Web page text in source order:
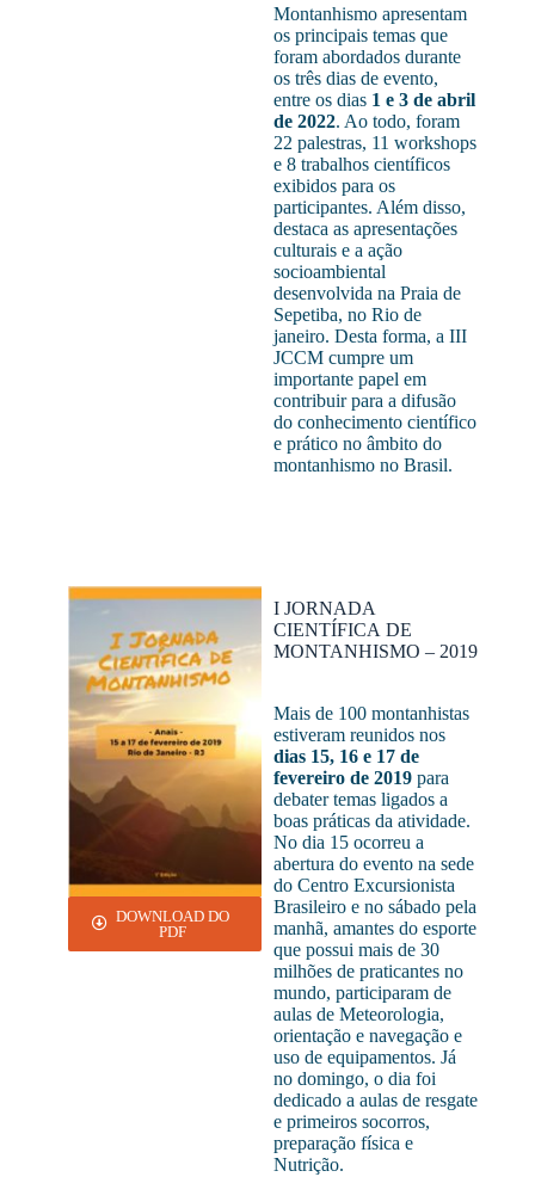
Montanhismo apresentam
os principais temas que
foram abordados durante
os três dias de evento,
entre os dias 1 e 3 de abril
de 2022. Ao todo, foram
22 palestras, 11 workshops
e 8 trabalhos científicos
exibidos para os
participantes. Além disso,
destaca as apresentações
culturais e a ação
socioambiental
desenvolvida na Praia de
Sepetiba, no Rio de
janeiro. Desta forma, a III
JCCM cumpre um
importante papel em
contribuir para a difusão
do conhecimento científico
e prático no âmbito do
montanhismo no Brasil.
DOWNLOAD DO
PDF
I JORNADA
CIENTÍFICA DE
MONTANHISMO – 2019
Mais de 100 montanhistas
estiveram reunidos nos
dias 15, 16 e 17 de
fevereiro de 2019 para
debater temas ligados a
boas práticas da atividade.
No dia 15 ocorreu a
abertura do evento na sede
do Centro Excursionista
Brasileiro e no sábado pela
manhã, amantes do esporte
que possui mais de 30
milhões de praticantes no
mundo, participaram de
aulas de Meteorologia,
orientação e navegação e
uso de equipamentos. Já
no domingo, o dia foi
dedicado a aulas de resgate
e primeiros socorros,
preparação física e
Nutrição.